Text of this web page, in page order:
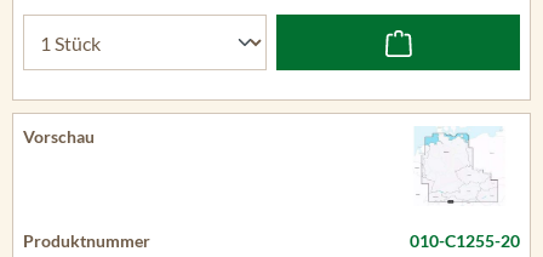
010-C1255-20